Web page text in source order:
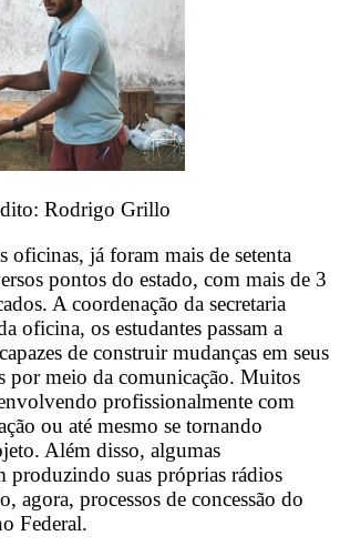
Rodrigo Grillo
oficinas, já foram mais de setenta
pontos do estado, com mais de 3
A coordenação da secretaria
oficina, os estudantes passam a
de construir mudanças em seus
por meio da comunicação. Muitos
profissionalmente com
ou até mesmo se tornando
Além disso, algumas
produzindo suas próprias rádios
agora, processos de concessão do
Federal.